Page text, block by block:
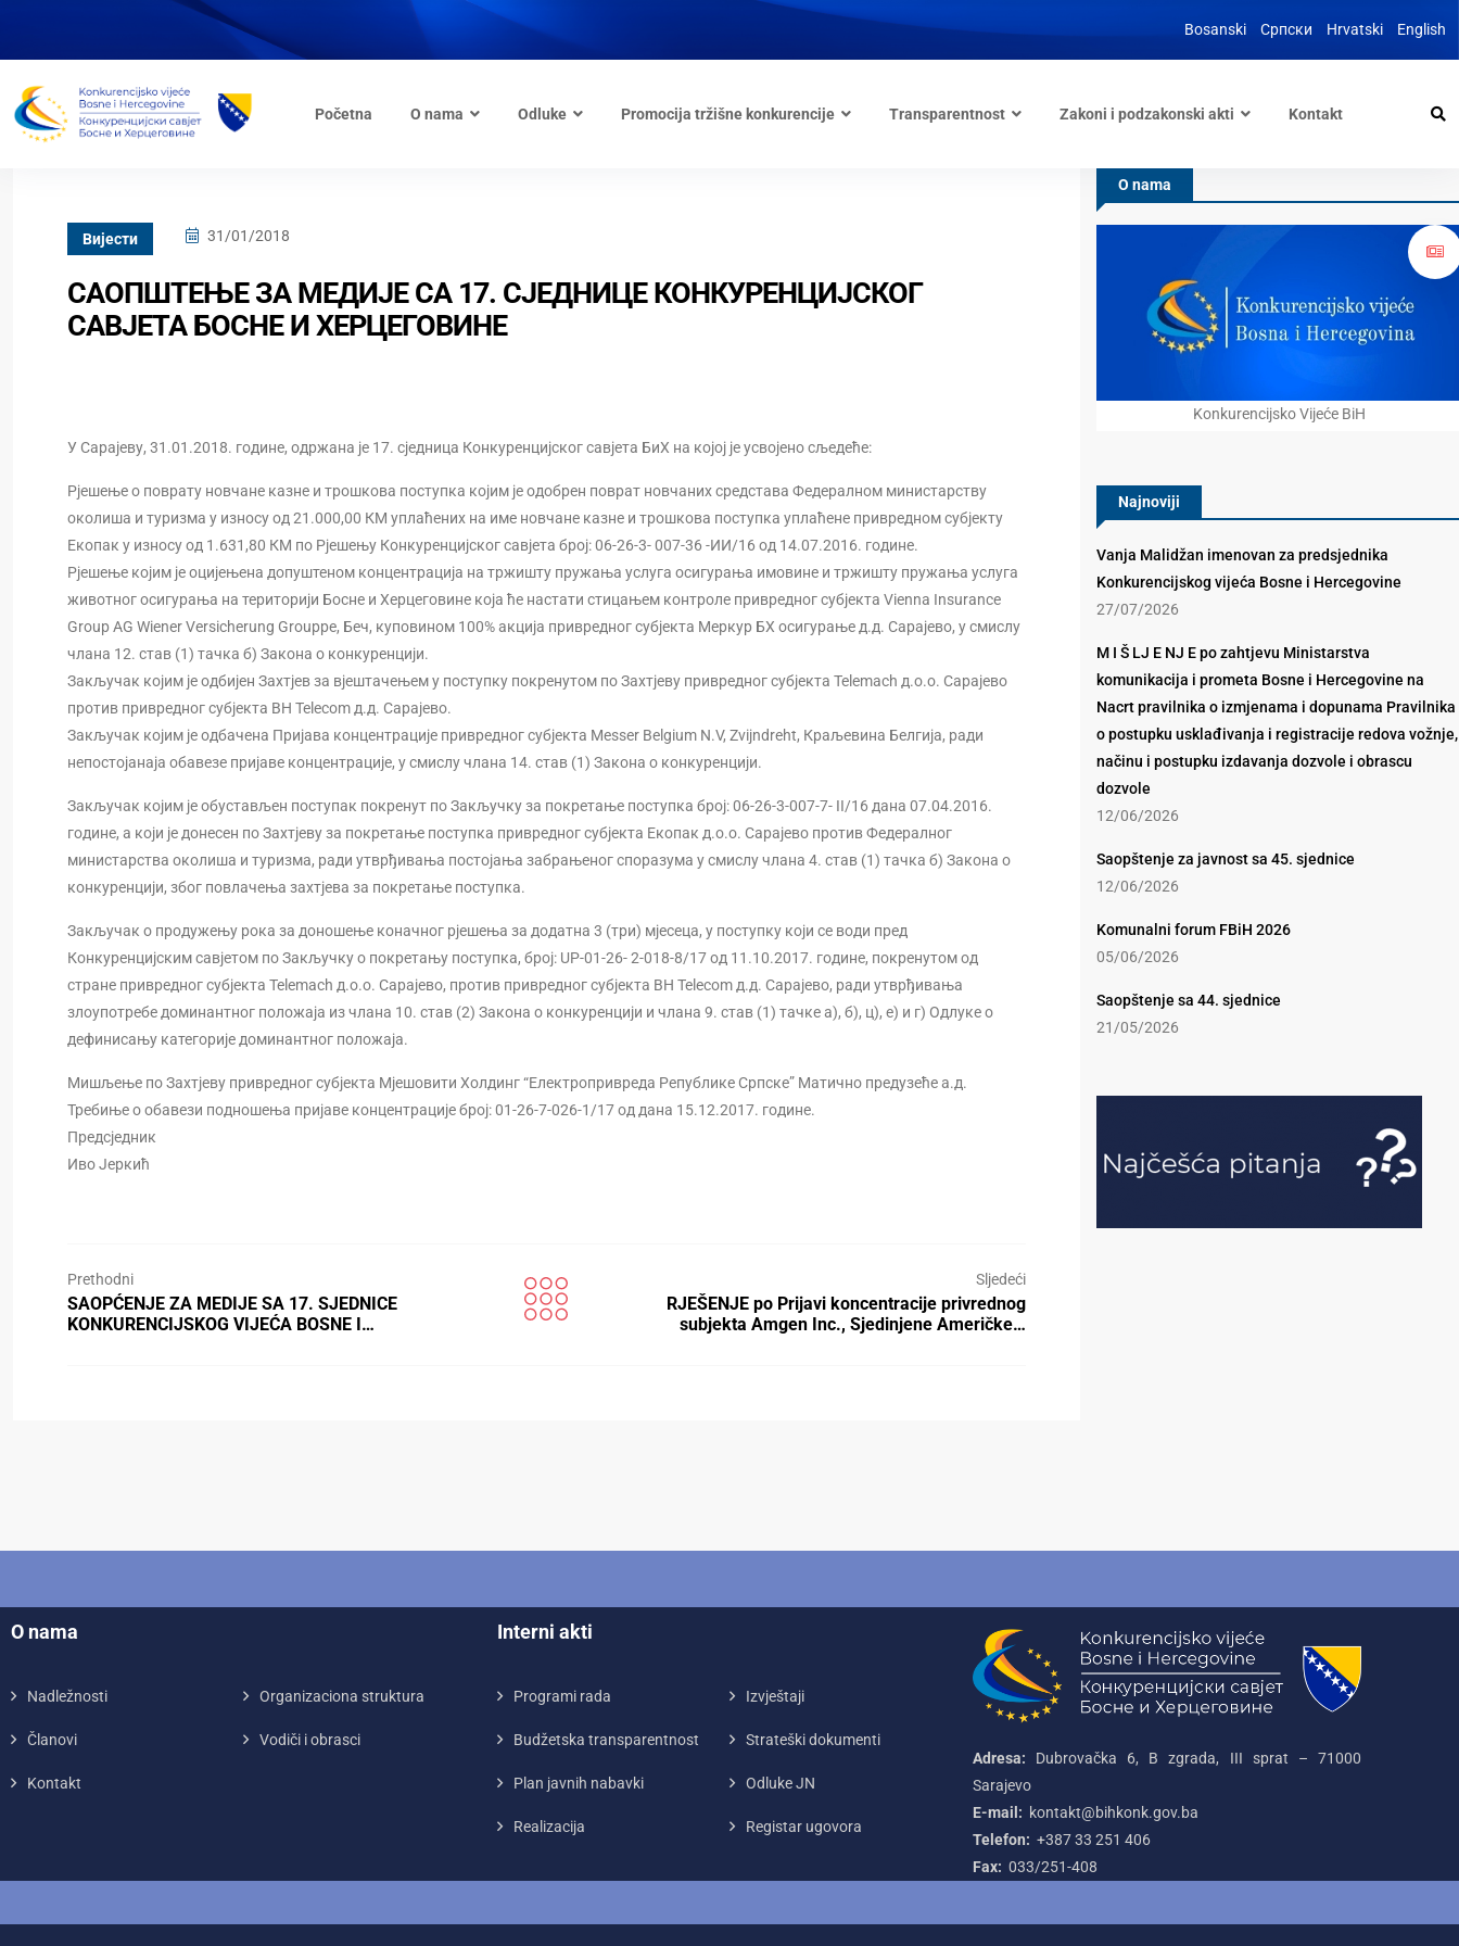
Bosanski Српски Hrvatski English
Početna O nama Odluke Promocija tržišne konkurencije Transparentnost Zakoni i podzakonski akti Kontakt
Вијести 31/01/2018
САОПШТЕЊЕ ЗА МЕДИЈЕ СА 17. СЈЕДНИЦЕ КОНКУРЕНЦИЈСКОГ
САВЈЕТА БОСНЕ И ХЕРЦЕГОВИНЕ
У Сарајеву, 31.01.2018. године, одржана је 17. сједница Конкуренцијског савјета БиХ на којој је усвојено сљедеће:
Рјешење о поврату новчане казне и трошкова поступка којим је одобрен поврат новчаних средстава Федералном министарству
околиша и туризма у износу од 21.000,00 КМ уплаћених на име новчане казне и трошкова поступка уплаћене привредном субјекту
Екопак у износу од 1.631,80 КМ по Рјешењу Конкуренцијског савјета број: 06-26-3- 007-36 -ИИ/16 од 14.07.2016. године.
Рјешење којим је оцијењена допуштеном концентрација на тржишту пружања услуга осигурања имовине и тржишту пружања услуга
животног осигурања на територији Босне и Херцеговине која ће настати стицањем контроле привредног субјекта Vienna Insurance
Group AG Wiener Versicherung Grouppe, Беч, куповином 100% акција привредног субјекта Меркур БХ осигурање д.д. Сарајево, у смислу
члана 12. став (1) тачка б) Закона о конкуренцији.
Закључак којим је одбијен Захтјев за вјештачењем у поступку покренутом по Захтјеву привредног субјекта Telemach д.о.о. Сарајево
против привредног субјекта BH Telecom д.д. Сарајево.
Закључак којим је одбачена Пријава концентрације привредног субјекта Messer Belgium N.V, Zvijndreht, Краљевина Белгија, ради
непостојанаја обавезе пријаве концентрације, у смислу члана 14. став (1) Закона о конкуренцији.
Закључак којим је обустављен поступак покренут по Закључку за покретање поступка број: 06-26-3-007-7- II/16 дана 07.04.2016.
године, а који је донесен по Захтјеву за покретање поступка привредног субјекта Екопак д.о.о. Сарајево против Федералног
министарства околиша и туризма, ради утврђивања постојања забрањеног споразума у смислу члана 4. став (1) тачка б) Закона о
конкуренцији, због повлачења захтјева за покретање поступка.
Закључак о продужењу рока за доношење коначног рјешења за додатна 3 (три) мјесеца, у поступку који се води пред
Конкуренцијским савјетом по Закључку о покретању поступка, број: UP-01-26- 2-018-8/17 од 11.10.2017. године, покренутом од
стране привредног субјекта Telemach д.о.о. Сарајево, против привредног субјекта BH Telecom д.д. Сарајево, ради утврђивања
злоупотребе доминантног положаја из члана 10. став (2) Закона о конкуренцији и члана 9. став (1) тачке а), б), ц), е) и г) Одлуке о
дефинисању категорије доминантног положаја.
Мишљење по Захтјеву привредног субјекта Мјешовити Холдинг “Електропривреда Републике Српске” Матично предузеће а.д.
Требиње о обавези подношења пријаве концентрације број: 01-26-7-026-1/17 од дана 15.12.2017. године.
Предсједник
Иво Јеркић
Prethodni
SAOPĆENJE ZA MEDIJE SA 17. SJEDNICE
KONKURENCIJSKOG VIJEĆA BOSNE I…
Sljedeći
RJEŠENJE po Prijavi koncentracije privrednog
subjekta Amgen Inc., Sjedinjene Američke…
O nama
Konkurencijsko Vijeće BiH
Najnoviji
Vanja Malidžan imenovan za predsjednika
Konkurencijskog vijeća Bosne i Hercegovine
27/07/2026
M I Š LJ E NJ E po zahtjevu Ministarstva
komunikacija i prometa Bosne i Hercegovine na
Nacrt pravilnika o izmjenama i dopunama Pravilnika
o postupku usklađivanja i registracije redova vožnje,
načinu i postupku izdavanja dozvole i obrascu
dozvole
12/06/2026
Saopštenje za javnost sa 45. sjednice
12/06/2026
Komunalni forum FBiH 2026
05/06/2026
Saopštenje sa 44. sjednice
21/05/2026
O nama
Nadležnosti Organizaciona struktura
Članovi Vodiči i obrasci
Kontakt
Interni akti
Programi rada Izvještaji
Budžetska transparentnost Strateški dokumenti
Plan javnih nabavki Odluke JN
Realizacija Registar ugovora
Adresa: Dubrovačka 6, B zgrada, III sprat – 71000‌
Sarajevo
E-mail: kontakt@bihkonk.gov.ba
Telefon: +387‌ 33‌ 251‌ 406
Fax: 033/251-408